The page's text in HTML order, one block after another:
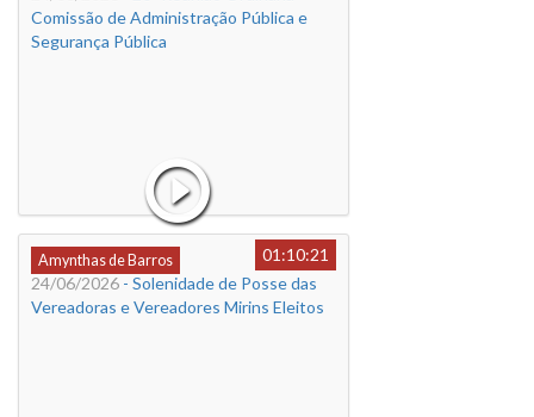
Comissão de Administração Pública e
Segurança Pública
Amynthas de Barros
01:10:21
24/06/2026 - Solenidade de Posse das
Vereadoras e Vereadores Mirins Eleitos